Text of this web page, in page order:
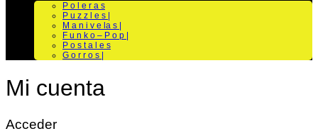
P o l e r a s
P u z z l e s |
M a n i v e la s |
F u n k o – P o p |
P o s t a l e s
G o r r o s |
Mi cuenta
Acceder